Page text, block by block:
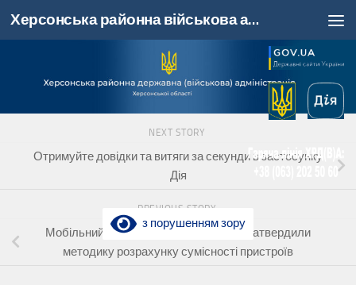
Skip to content Херсонська районна військова адміністрація, Херсонська область
з порушенням зору
NEXT STORY
Отримуйте довідки та витяги за секунди в застосунку
Дія
PREVIOUS STORY
Мобільний зв’язок без радіохаосу — затвердили
методику розрахунку сумісності пристроїв